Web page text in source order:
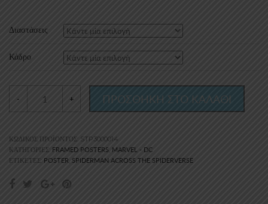
15.00€
through
30.00€
Διαστάσεις
Κάδρο
- + ΠΡΟΣΘΗΚΗ ΣΤΟ ΚΑΛΑΘΙ
ΚΩΔΙΚΌΣ ΠΡΟΪΌΝΤΟΣ: STP3000014
ΚΑΤΗΓΟΡΊΕΣ: FRAMED POSTERS MARVEL - DC
ΕΤΙΚΈΤΕΣ: POSTER SPIDERMAN ACROSS THE SPIDERVERSE